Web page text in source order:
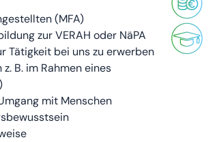
(MFA)
zur VERAH oder NäPA
Tätigkeit bei uns zu erwerben
B. im Rahmen eines
mit Menschen